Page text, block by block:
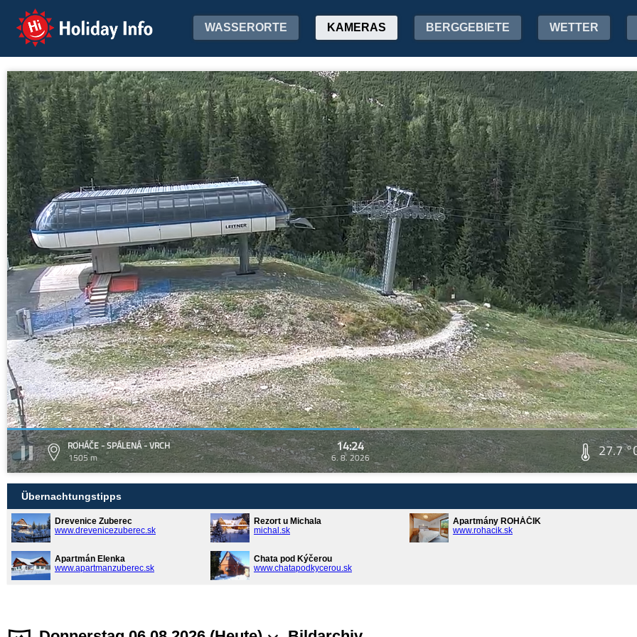
Holiday Info WASSERORTE KAMERAS BERGGEBIETE WETTER
ROHÁČE - SPÁLENÁ - VRCH
1505 m
14:24
6. 8. 2026 27.7
Übernachtungstipps
Drevenice Zuberec
www.drevenicezuberec.sk
Rezort u Michala
michal.sk
Apartmány ROHÁČIK
www.rohacik.sk
Apartmán Elenka
www.apartmanzuberec.sk
Chata pod Kýčerou
www.chatapodkycerou.sk